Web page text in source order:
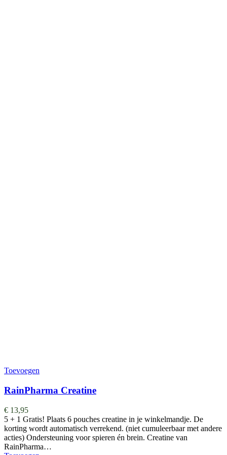
Toevoegen
RainPharma Creatine
€ 13,95
5 + 1 Gratis! Plaats 6 pouches creatine in je winkelmandje. De
korting wordt automatisch verrekend. (niet cumuleerbaar met andere
acties) Ondersteuning voor spieren én brein. Creatine van
RainPharma…